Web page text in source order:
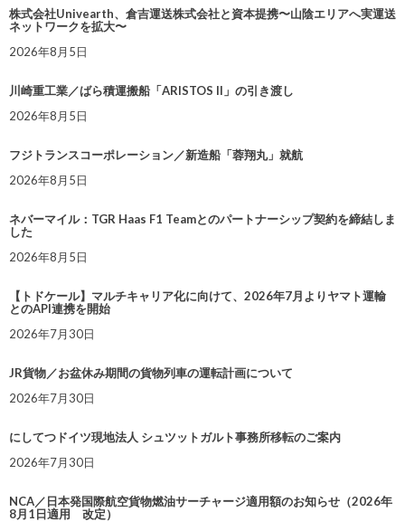
株式会社Univearth、倉吉運送株式会社と資本提携〜山陰エリアへ実運送
ネットワークを拡大〜
2026年8月5日
川崎重工業／ばら積運搬船「ARISTOS II」の引き渡し
2026年8月5日
フジトランスコーポレーション／新造船「蓉翔丸」就航
2026年8月5日
ネバーマイル：TGR Haas F1 Teamとのパートナーシップ契約を締結しま
した
2026年8月5日
【トドケール】マルチキャリア化に向けて、2026年7月よりヤマト運輸
とのAPI連携を開始
2026年7月30日
JR貨物／お盆休み期間の貨物列車の運転計画について
2026年7月30日
にしてつドイツ現地法人 シュツットガルト事務所移転のご案内
2026年7月30日
NCA／日本発国際航空貨物燃油サーチャージ適用額のお知らせ（2026年
8月1日適用 改定）